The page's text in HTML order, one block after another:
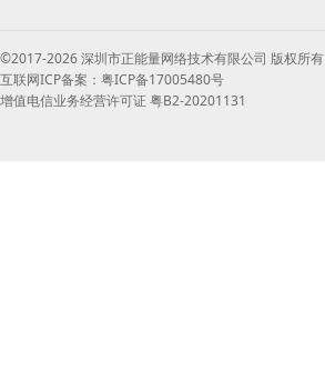
©2017-2026 深圳市正能量网络技术有限公司 版权所有
互联网ICP备案：粤ICP备17005480号
增值电信业务经营许可证 粤B2-20201131